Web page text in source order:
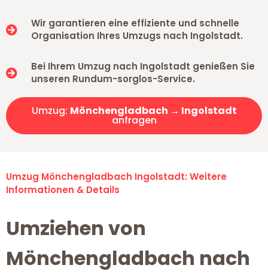
Wir garantieren eine effiziente und schnelle
Organisation Ihres Umzugs nach Ingolstadt.
Bei Ihrem Umzug nach Ingolstadt genießen Sie
unseren Rundum-sorglos-Service.
Umzug: Mönchengladbach → Ingolstadt
anfragen
Umzug Mönchengladbach Ingolstadt: Weitere
Informationen & Details
Umziehen von
Mönchengladbach nach